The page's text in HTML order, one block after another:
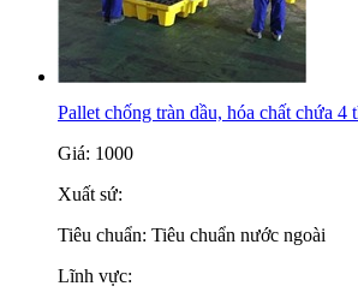
Pallet chống tràn dầu, hóa chất chứa
Giá: 1000
Xuất sứ:
Tiêu chuẩn: Tiêu chuẩn nước ngoài
Lĩnh vực: